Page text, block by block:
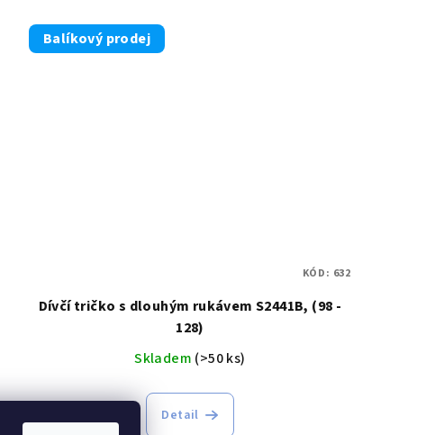
Balíkový prodej
Dívčí tričko s dlouhým rukávem S2441B, (98 -
128)
Skladem (>50 ks)
Detail
KÓD: 632